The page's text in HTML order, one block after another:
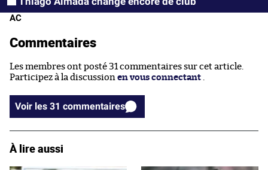
AC
Commentaires
Les membres ont posté 31 commentaires sur cet article.
Participez à la discussion en vous connectant
Voir les 31 commentaires
À lire aussi